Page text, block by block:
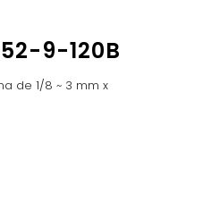
9-120B
de 1/8 ~ 3 mm x